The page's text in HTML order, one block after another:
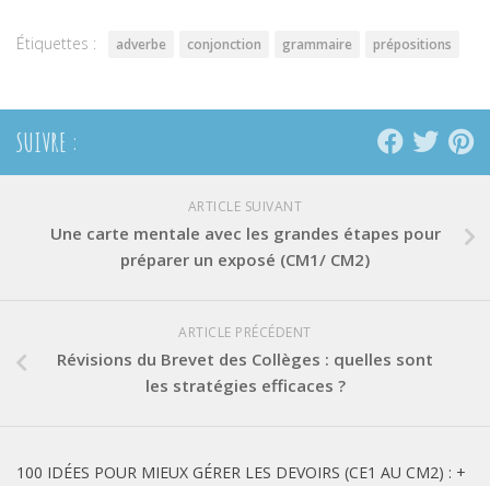
Étiquettes : adverbe conjonction grammaire prépositions
SUIVRE :
ARTICLE SUIVANT
Une carte mentale avec les grandes étapes pour
préparer un exposé (CM1/ CM2)
ARTICLE PRÉCÉDENT
Révisions du Brevet des Collèges : quelles sont
les stratégies efficaces ?
100 IDÉES POUR MIEUX GÉRER LES DEVOIRS (CE1 AU CM2) : +